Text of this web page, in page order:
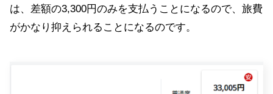
は、差額の3,300円のみを支払うことになるので、旅費
がかなり抑えられることになるのです。